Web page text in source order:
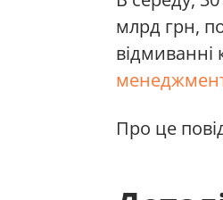
млрд грн,
відмиванні
Про це